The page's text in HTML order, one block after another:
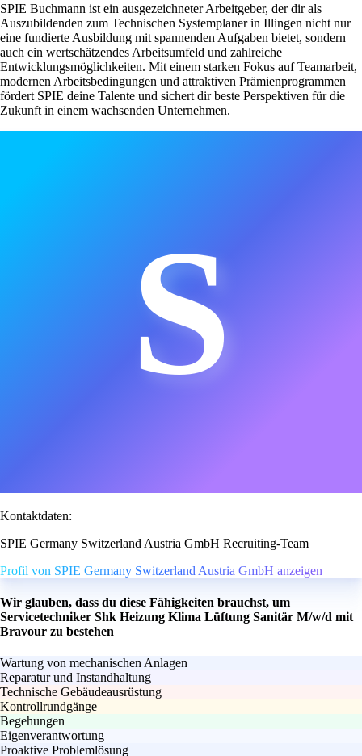
SPIE Buchmann ist ein ausgezeichneter Arbeitgeber, der dir als
Auszubildenden zum Technischen Systemplaner in Illingen nicht nur
eine fundierte Ausbildung mit spannenden Aufgaben bietet, sondern
auch ein wertschätzendes Arbeitsumfeld und zahlreiche
Entwicklungsmöglichkeiten. Mit einem starken Fokus auf Teamarbeit,
modernen Arbeitsbedingungen und attraktiven Prämienprogrammen
fördert SPIE deine Talente und sichert dir beste Perspektiven für die
Zukunft in einem wachsenden Unternehmen.
S
Kontaktdaten:
SPIE Germany Switzerland Austria GmbH Recruiting-Team
Profil von SPIE Germany Switzerland Austria GmbH anzeigen
Wir glauben, dass du diese Fähigkeiten brauchst, um
Servicetechniker Shk Heizung Klima Lüftung Sanitär M/w/d mit
Bravour zu bestehen
Wartung von mechanischen Anlagen
Reparatur und Instandhaltung
Technische Gebäudeausrüstung
Kontrollrundgänge
Begehungen
Eigenverantwortung
Proaktive Problemlösung